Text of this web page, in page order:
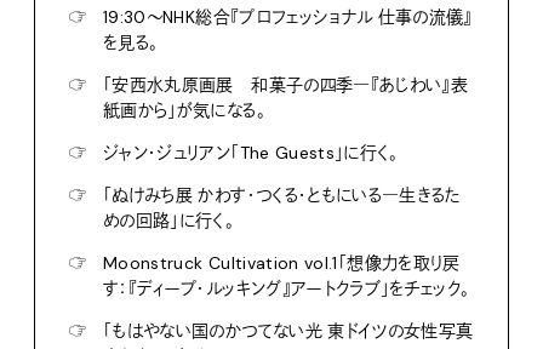
☞
19:30〜NHK総合『プロフェッショナル 仕事の流儀』
を見る。
☞
「安西水丸原画展 和菓子の四季―『あじわい』表
紙画から」が気になる。
☞
ジャン・ジュリアン「The Guests」に行く。
☞
「ぬけみち展 かわす・つくる・ともにいる―生きるた
めの回路」に行く。
☞
Moonstruck Cultivation vol.1「想像力を取り戻
す：『ディープ・ルッキング』アートクラブ」をチェック。
☞
「もはやない国のかつてない光 東ドイツの女性写真